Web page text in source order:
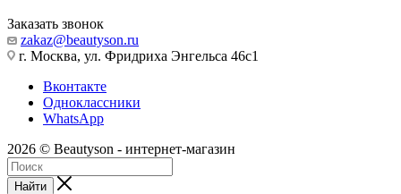
Заказать звонок
zakaz@beautyson.ru
г. Москва, ул. Фридриха Энгельса 46с1
Вконтакте
Одноклассники
WhatsApp
2026 © Beautyson - интернет-магазин
Найти